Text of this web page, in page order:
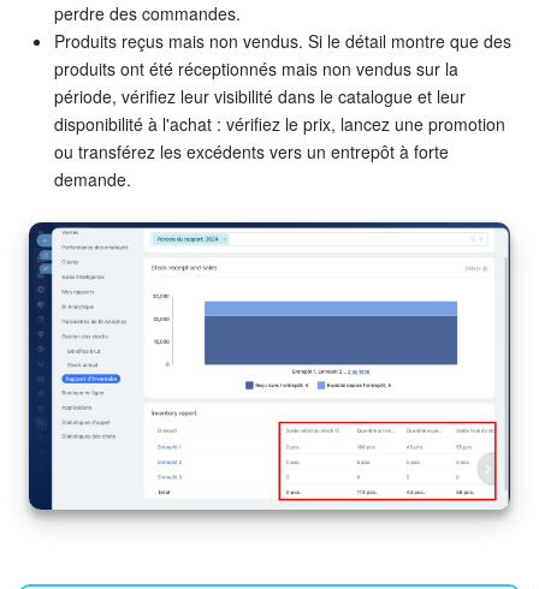
perdre des commandes.
Produits reçus mais non vendus. Si le détail montre que des
produits ont été réceptionnés mais non vendus sur la
période, vérifiez leur visibilité dans le catalogue et leur
disponibilité à l'achat : vérifiez le prix, lancez une promotion
ou transférez les excédents vers un entrepôt à forte
demande.